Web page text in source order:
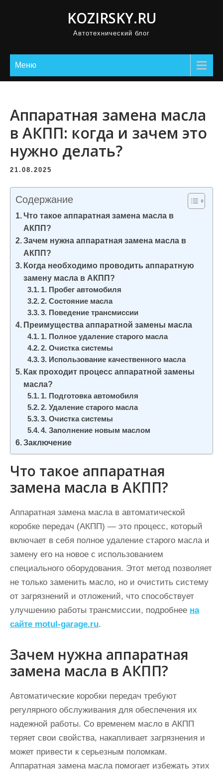
KOZIRSKY.RU
Автотехнический блог
Меню
Аппаратная замена масла
в АКПП: когда и зачем это
нужно делать?
21.08.2025
Содержание
Что такое аппаратная замена масла в
АКПП?
Зачем нужна аппаратная замена масла в
АКПП?
Когда необходимо проводить аппаратную
замену масла в АКПП?
1. Пробег автомобиля
2. Состояние масла
3. Поведение трансмиссии
Преимущества аппаратной замены масла
1. Полное удаление старого масла
2. Очистка системы
3. Использование качественного масла
Как проходит процесс аппаратной замены
масла?
1. Подготовка автомобиля
2. Удаление старого масла
3. Очистка системы
4. Заполнение новым маслом
Заключение
Что такое аппаратная
замена масла в АКПП?
Аппаратная замена масла в автоматической
коробке передач (АКПП) — это процесс, который
включает в себя полное удаление старого масла и
замену его на новое с использованием
специального оборудования. Этот метод позволяет
не только заменить масло, но и очистить систему
от загрязнений и отложений, что способствует
улучшению работы трансмиссии, подробнее на
сайте motul-garage.ru.
Зачем нужна аппаратная
замена масла в АКПП?
Автоматические коробки передач требуют
регулярного обслуживания для обеспечения их
надежной работы. Со временем масло в АКПП
теряет свои свойства, накапливает загрязнения и
может привести к серьезным поломкам.
Аппаратная замена масла помогает избежать этих